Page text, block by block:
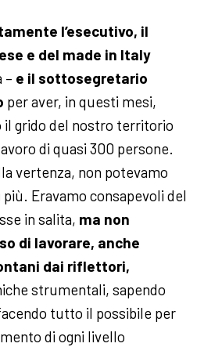
l’esecutivo, il
e del made in Italy
– e il sottosegretario
per aver, in questi mesi,
il grido del nostro territorio
di quasi 300 persone.
vertenza, non potevamo
Eravamo consapevoli del
in salita, ma non
di lavorare, anche
dai riflettori,
strumentali, sapendo
tutto il possibile per
di ogni livello